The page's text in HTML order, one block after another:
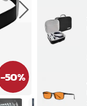
-50%